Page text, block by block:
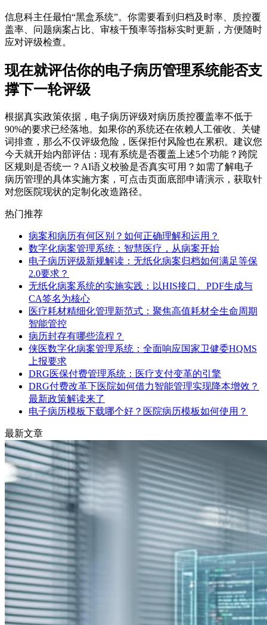
信息科主任最怕“黑盒系统”。你需要看到归档及时率、质控覆
盖率、问题病案占比、审核干预率等指标实时更新，方便随时
应对评级检查。
现在就评估你的电子病历管理系统能否支
撑下一轮评级
根据真实政策依据，电子病历评级对病历质控覆盖率不低于
90%的要求已经落地。如果你的系统还在依赖人工催收、关键
词排查，那么不仅评级危险，医保拒付风险也在累积。建议您
今天就开始内部评估：现有系统是否覆盖上述5个功能？跨院
区规则是否统一？AI语义校验是否真实可用？如需了解电子
病历管理的具体实施方案，可点击页面底部申请演示，获取针
对您医院现状的定制化改造路径。
热门推荐
病案和病历有何区别？如何正确理解和运用？
数字化病案管理系统：智慧医疗，从病案开始
电子病历评级新规解读：无纸化病案归档如何满足等保
2.0要求？
无纸化病案系统的实施实践：以HIS接口、PDF生成与
CA签名为核心
医疗耗材精细化管理新范式：聚焦高值耗材全生命周期
智能管控
病历封存有哪些流程？
侠医数字化病案管理系统：全面响应国家卫健委HQMS
上报要求
DRG医保付费管理系统：医疗支付变革的引擎
DRG付费改革下医院如何借力智能管理实现降本增效？
最新政策解读来了
电子病历模板下载哪个好？医院病历模板如何使用？
最新文章